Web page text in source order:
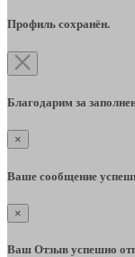
Профиль сохранён.
Благодарим за
×
Ваше сообщение
×
Ваш Отзыв успешно